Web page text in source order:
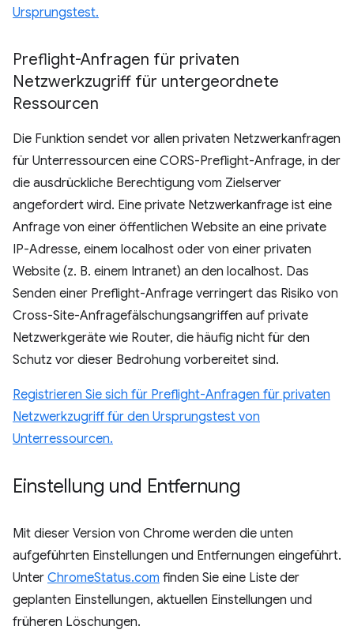
Ursprungstest.
Preflight-Anfragen für privaten
Netzwerkzugriff für untergeordnete
Ressourcen
Die Funktion sendet vor allen privaten Netzwerkanfragen
für Unterressourcen eine CORS-Preflight-Anfrage, in der
die ausdrückliche Berechtigung vom Zielserver
angefordert wird. Eine private Netzwerkanfrage ist eine
Anfrage von einer öffentlichen Website an eine private
IP-Adresse, einem localhost oder von einer privaten
Website (z. B. einem Intranet) an den localhost. Das
Senden einer Preflight-Anfrage verringert das Risiko von
Cross-Site-Anfragefälschungsangriffen auf private
Netzwerkgeräte wie Router, die häufig nicht für den
Schutz vor dieser Bedrohung vorbereitet sind.
Registrieren Sie sich für Preflight-Anfragen für privaten
Netzwerkzugriff für den Ursprungstest von
Unterressourcen.
Einstellung und Entfernung
Mit dieser Version von Chrome werden die unten
aufgeführten Einstellungen und Entfernungen eingeführt.
Unter ChromeStatus.com finden Sie eine Liste der
geplanten Einstellungen, aktuellen Einstellungen und
früheren Löschungen.